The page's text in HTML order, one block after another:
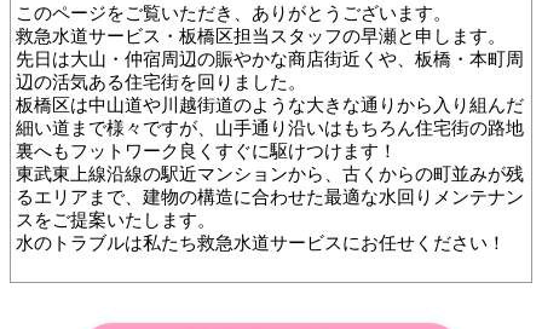
このページをご覧いただき、ありがとうございます。
救急水道サービス・板橋区担当スタッフの早瀬と申します。
先日は大山・仲宿周辺の賑やかな商店街近くや、板橋・本町周
辺の活気ある住宅街を回りました。
板橋区は中山道や川越街道のような大きな通りから入り組んだ
細い道まで様々ですが、山手通り沿いはもちろん住宅街の路地
裏へもフットワーク良くすぐに駆けつけます！
東武東上線沿線の駅近マンションから、古くからの町並みが残
るエリアまで、建物の構造に合わせた最適な水回りメンテナン
スをご提案いたします。
水のトラブルは私たち救急水道サービスにお任せください！